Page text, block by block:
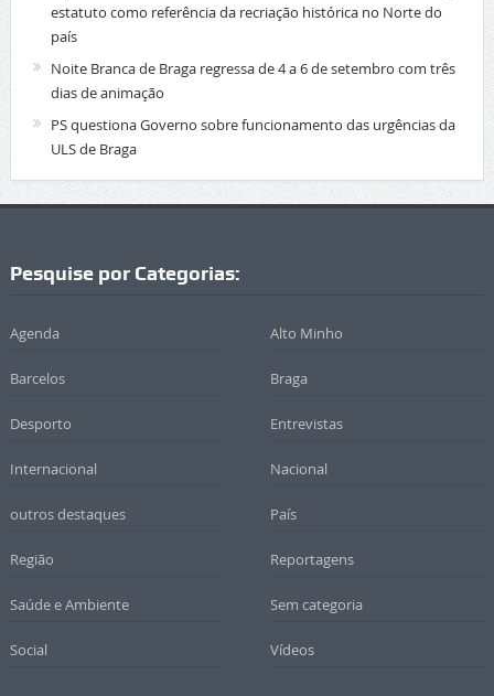
estatuto como referência da recriação histórica no Norte do
país
Noite Branca de Braga regressa de 4 a 6 de setembro com três
dias de animação
PS questiona Governo sobre funcionamento das urgências da
ULS de Braga
Pesquise por Categorias:
Agenda Alto Minho
Barcelos Braga
Desporto Entrevistas
Internacional Nacional
outros destaques País
Região Reportagens
Saúde e Ambiente Sem categoria
Social Vídeos